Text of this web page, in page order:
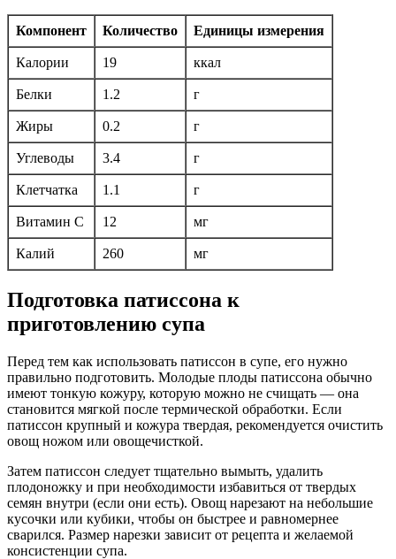
Компонент Количество Единицы измерения
Калории 19 ккал
Белки 1.2 г
Жиры 0.2 г
Углеводы 3.4 г
Клетчатка 1.1 г
Витамин С 12 мг
Калий 260 мг
Подготовка патиссона к
приготовлению супа
Перед тем как использовать патиссон в супе, его нужно
правильно подготовить. Молодые плоды патиссона обычно
имеют тонкую кожуру, которую можно не счищать — она
становится мягкой после термической обработки. Если
патиссон крупный и кожура твердая, рекомендуется очистить
овощ ножом или овощечисткой.
Затем патиссон следует тщательно вымыть, удалить
плодоножку и при необходимости избавиться от твердых
семян внутри (если они есть). Овощ нарезают на небольшие
кусочки или кубики, чтобы он быстрее и равномернее
сварился. Размер нарезки зависит от рецепта и желаемой
консистенции супа.